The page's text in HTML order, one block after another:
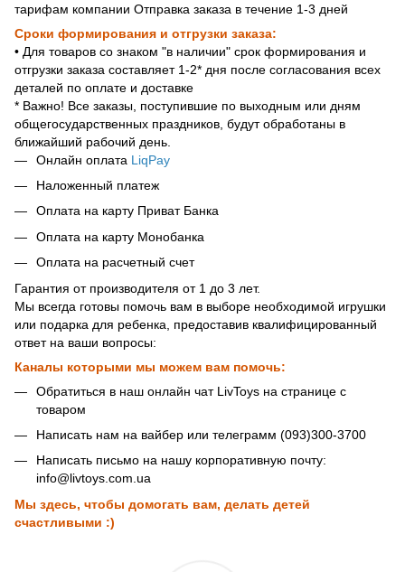
тарифам компании Отправка заказа в течение 1-3 дней
Сроки формирования и отгрузки заказа:
• Для товаров со знаком "в наличии" срок формирования и
отгрузки заказа составляет 1-2* дня после согласования всех
деталей по оплате и доставке
* Важно! Все заказы, поступившие по выходным или дням
общегосударственных праздников, будут обработаны в
ближайший рабочий день.
Онлайн оплата LiqPay
Наложенный платеж
Оплата на карту Приват Банка
Оплата на карту Монобанка
Оплата на расчетный счет
Гарантия от производителя от 1 до 3 лет.
Мы всегда готовы помочь вам в выборе необходимой игрушки
или подарка для ребенка, предоставив квалифицированный
ответ на ваши вопросы:
Каналы которыми мы можем вам помочь:
Обратиться в наш онлайн чат LivToys на странице с
товаром
Написать нам на вайбер или телеграмм (093)300-3700
Написать письмо на нашу корпоративную почту:
info@livtoys.com.ua
Мы здесь, чтобы домогать вам, делать детей
счастливыми :)